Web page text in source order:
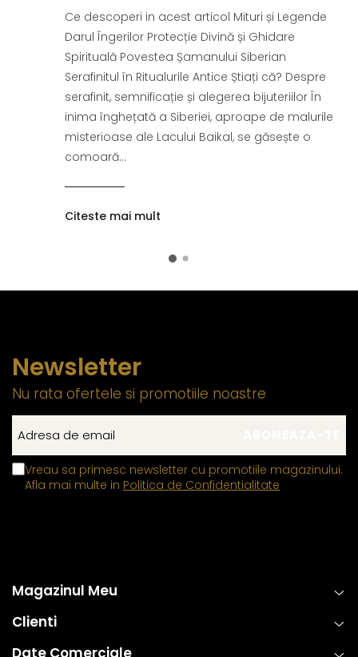
Ce descoperi in acest articol Mituri și Legende
Darul Îngerilor Protecție Divină și Ghidare
Spirituală Povestea Șamanului Siberian
Serafinitul în Ritualurile Antice Știați că? Despre
serafinit, semnificație și alegerea bijuteriilor În
inima înghețată a Siberiei, aproape de malurile
misterioase ale Lacului Baikal, se găsește o
comoară...
Citeste mai mult
Newsletter
Nu rata ofertele si promotiile noastre
Vreau sa primesc newsletter cu promotiile magazinului.
Afla mai multe in Politica de Confidentialitate
Magazinul Meu
Clienti
Date Comerciale